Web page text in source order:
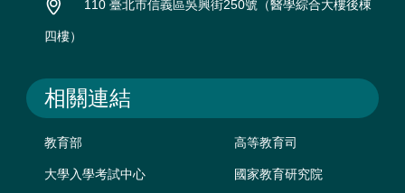
110 臺北市信義區吳興街250號（醫學綜合大樓後棟
四樓）
相關連結
教育部 高等教育司
大學入學考試中心 國家教育研究院